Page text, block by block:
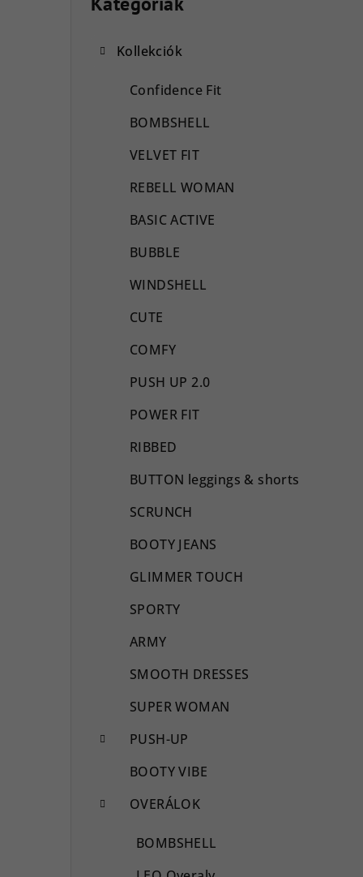
átugrása
Kollekciók
Confidence Fit
BOMBSHELL
VELVET FIT
REBELL WOMAN
BASIC ACTIVE
BUBBLE
WINDSHELL
CUTE
COMFY
PUSH UP 2.0
POWER FIT
RIBBED
BUTTON leggings & shorts
SCRUNCH
BOOTY JEANS
GLIMMER TOUCH
SPORTY
ARMY
SMOOTH DRESSES
SUPER WOMAN
PUSH-UP
BOOTY VIBE
OVERÁLOK
BOMBSHELL